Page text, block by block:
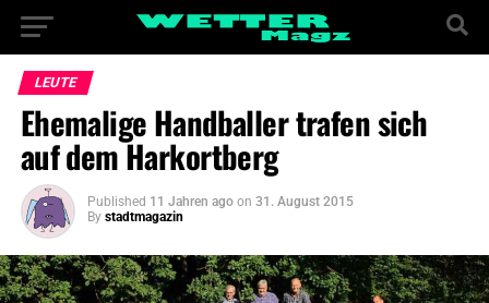
LEUTE
Ehemalige Handballer trafen sich
auf dem Harkortberg
Published 11 Jahren ago on 31. August 2015
By stadtmagazin